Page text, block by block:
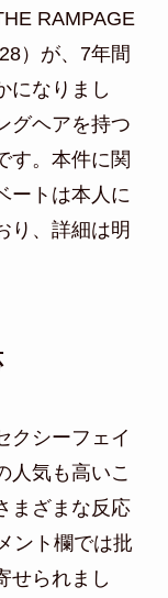
RAMPAGE
）が、7年間
になりまし
グヘアを持つ
す。本件に関
ートは本人に
り、詳細は明
クシーフェイ
人気も高いこ
まざまな反応
ント欄では批
せられまし